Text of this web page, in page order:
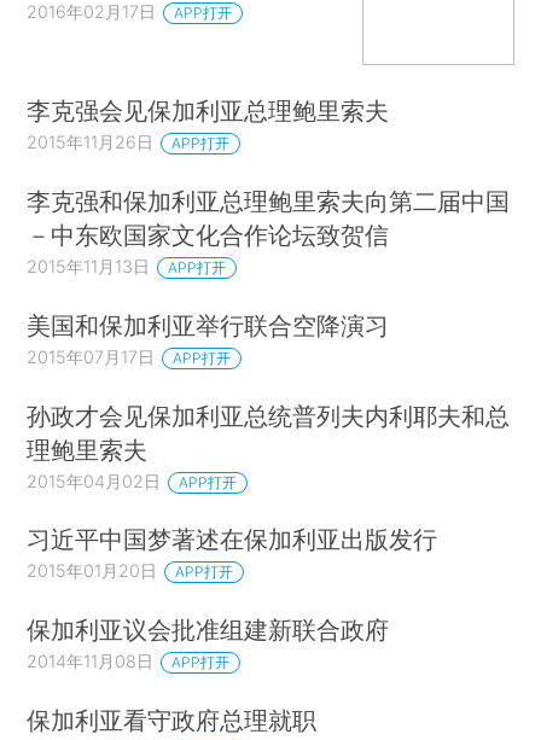
2016年02月17日 APP打开
李克强会见保加利亚总理鲍里索夫
2015年11月26日 APP打开
李克强和保加利亚总理鲍里索夫向第二届中国
－中东欧国家文化合作论坛致贺信
2015年11月13日 APP打开
美国和保加利亚举行联合空降演习
2015年07月17日 APP打开
孙政才会见保加利亚总统普列夫内利耶夫和总
理鲍里索夫
2015年04月02日 APP打开
习近平中国梦著述在保加利亚出版发行
2015年01月20日 APP打开
保加利亚议会批准组建新联合政府
2014年11月08日 APP打开
保加利亚看守政府总理就职